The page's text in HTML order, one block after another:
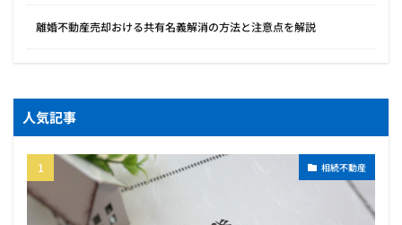
離婚不動産売却おける共有名義解消の方法と注意点を解説
人気記事
相続不動産